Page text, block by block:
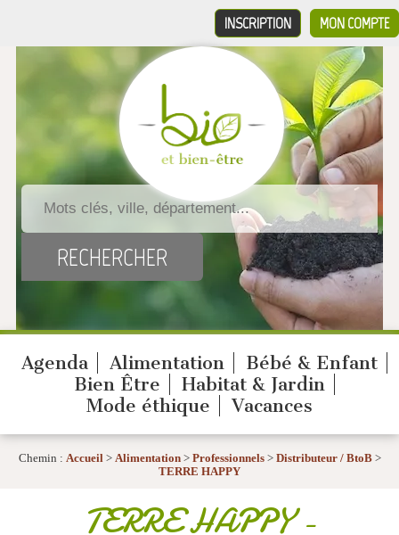
MON COMPTE
INSCRIPTION
Agenda Alimentation
Bébé & Enfant
Bien Être
Habitat & Jardin
Mode éthique
Vacances
Chemin : Accueil> Alimentation> Professionnels> Distributeur / BtoB>
TERRE HAPPY
TERRE HAPPY-